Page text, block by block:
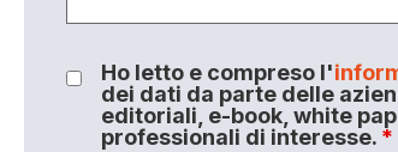
Ho letto e compreso l'
dei dati da parte delle
editoriali, e-book, white
professionali di interesse. *